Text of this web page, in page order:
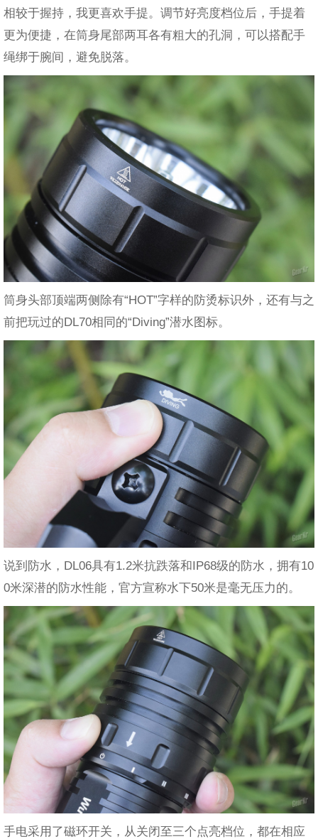
相较于握持，我更喜欢手提。调节好亮度档位后，手提着
更为便捷，在筒身尾部两耳各有粗大的孔洞，可以搭配手
绳绑于腕间，避免脱落。
筒身头部顶端两侧除有“HOT”字样的防烫标识外，还有与之
前把玩过的DL70相同的“Diving”潜水图标。
说到防水，DL06具有1.2米抗跌落和IP68级的防水，拥有10
0米深潜的防水性能，官方宣称水下50米是毫无压力的。
手电采用了磁环开关，从关闭至三个点亮档位，都在相应